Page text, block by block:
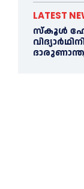
LATEST
സ്കൂള്‍